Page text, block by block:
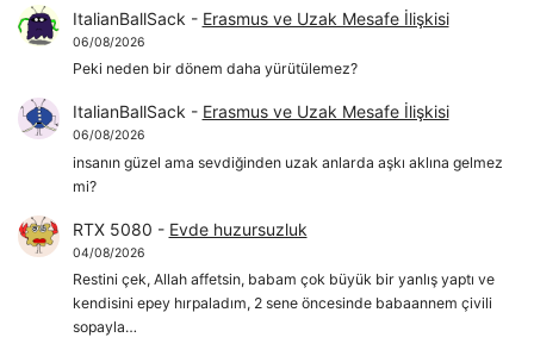
ItalianBallSack - Erasmus ve Uzak Mesafe İlişkisi
06/08/2026
Peki neden bir dönem daha yürütülemez?
ItalianBallSack - Erasmus ve Uzak Mesafe İlişkisi
06/08/2026
insanın güzel ama sevdiğinden uzak anlarda aşkı aklına gelmez
mi?
RTX 5080 - Evde huzursuzluk
04/08/2026
Restini çek, Allah affetsin, babam çok büyük bir yanlış yaptı ve
kendisini epey hırpaladım, 2 sene öncesinde babaannem çivili
sopayla…